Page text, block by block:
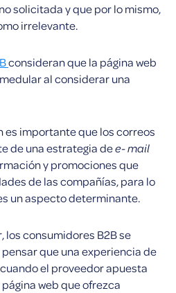
solicitada y que por lo mismo,
irrelevante.
consideran que la página web
al considerar una
es importante que los correos
de una estrategia dee- mail
y promociones que
de las compañías, para lo
un aspecto determinante.
los consumidores B2B se
pensar que una experiencia de
el proveedor apuesta
web que ofrezca